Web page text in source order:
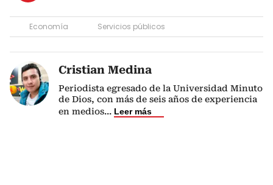
Economía Servicios públicos
Cristian Medina
Periodista egresado de la Universidad Minuto
de Dios, con más de seis años de experiencia
en medios... Leer más